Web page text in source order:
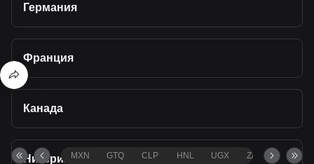
Германия
Франция
Канада
Нигерия MXN GTQ CLP HNL UGX ZAR TND